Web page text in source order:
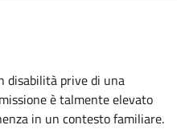
disabilità prive di una
è talmente elevato
in un contesto familiare.